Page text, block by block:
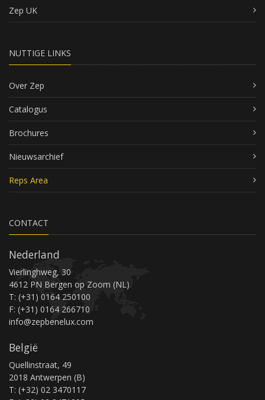
Zep UK
NUTTIGE LINKS
Over Zep
Catalogus
Brochures
Nieuwsarchief
Reps Area
CONTACT
Nederland
Vierlinghweg, 30
4612 PN Bergen op Zoom (NL)
T: (+31) 0164 250100
F: (+31) 0164 266710
info@zepbenelux.com
België
Quellinstraat, 49
2018 Antwerpen (B)
T: (+32) 02 3470117